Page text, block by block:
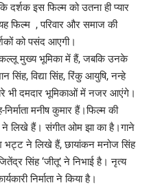
इस फिल्म को उतना ही प्यार
फिल्म , परिवार और समाज की
को पसंद आएगी।
मुख्य भूमिका में हैं, जबकि उनके
विद्या सिंह, रिंकु आयुषि, नन्हे
भी दमदार भूमिकाओं में नजर आएंगे।
मनीष कुमार हैं।फिल्म की
ने लिखे हैं। संगीत ओम झा का है।गाने
भट्ट ने लिखे हैं, छायांकन मनोज सिंह
सिंह ‘जीतू’ ने निभाई है। नृत्य
निर्माता ने किया है।